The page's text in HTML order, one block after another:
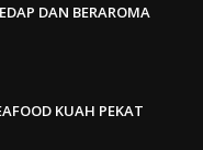
DAN BERAROMA
KUAH PEKAT